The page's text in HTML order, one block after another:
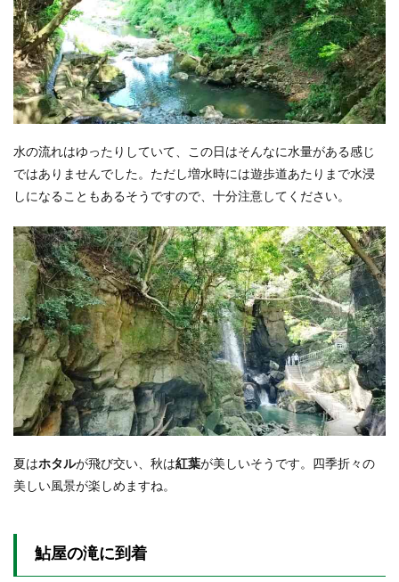
水の流れはゆったりしていて、この日はそんなに水量がある感じ
ではありませんでした。ただし増水時には遊歩道あたりまで水浸
しになることもあるそうですので、十分注意してください。
夏はホタルが飛び交い、秋は紅葉が美しいそうです。四季折々の
美しい風景が楽しめますね。
鮎屋の滝に到着